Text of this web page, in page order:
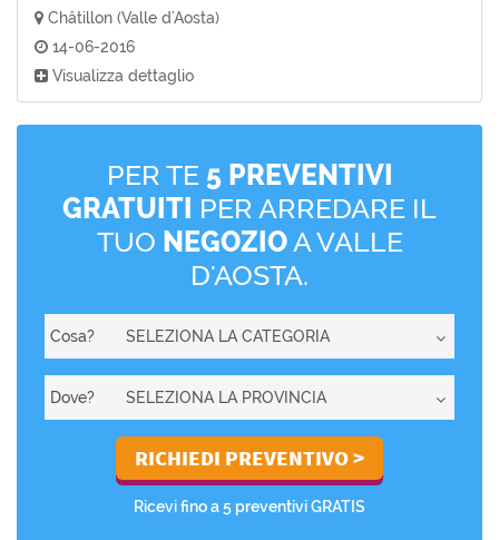
Châtillon (Valle d'Aosta)
14-06-2016
Visualizza dettaglio
PER TE 5 PREVENTIVI
GRATUITI PER ARREDARE IL
TUO NEGOZIOA VALLE
D'AOSTA.
Cosa?
Dove?
Ricevi fino a 5 preventivi GRATIS